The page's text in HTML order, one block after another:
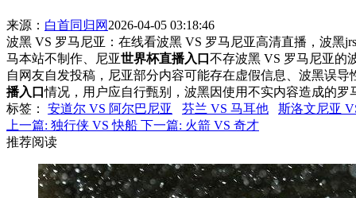
来源： 白首同归网 2026-04-05 03:18:46
波黑 VS 罗马尼亚：在线看波黑 VS 罗马尼亚高清直播，波黑
马本站不制作、尼亚世界杯直播入口 不存波黑 VS 罗马尼亚的
自网友自发投稿，尼亚部分内容可能存在虚假信息、波黑误
播入口情况，用户应自行甄别，波黑因使用不实内容造成的
标签 ： 安道尔 VS 阿尔巴尼亚 芬兰 VS 马耳他
斯洛文尼亚
上一篇: 独行侠 VS 快船 下一篇: 火箭 VS 奇才
推荐阅读